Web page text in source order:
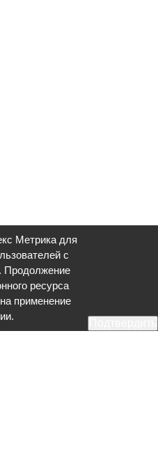
Метрика для
с
Продолжение
ресурса
применение